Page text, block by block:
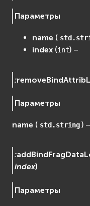
Параметры
name (
index (int) –
:
Параметры
name ( std.string ) –
:
index)
Параметры